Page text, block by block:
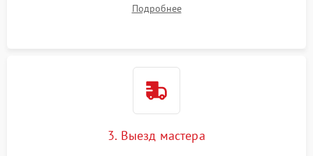
Подробнее
3. Выезд мастера